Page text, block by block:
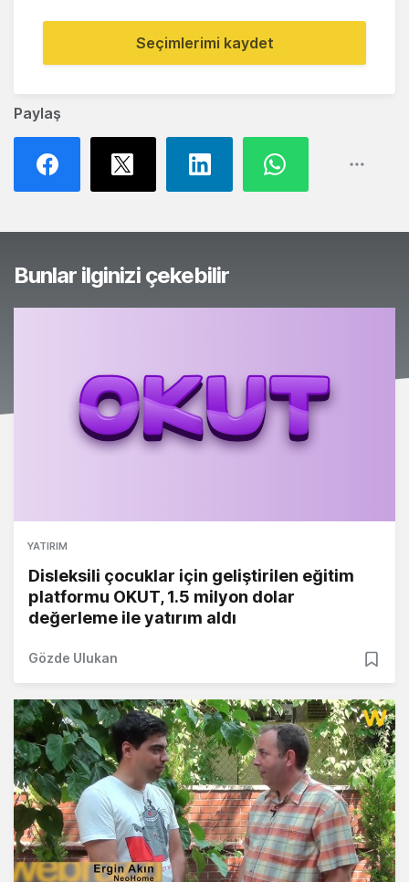
Paylaş
Seçimlerimi kaydet
Bunlar ilginizi çekebilir
YATIRIM
Disleksili çocuklar için geliştirilen eğitim
platformu OKUT, 1.5 milyon dolar
değerleme ile yatırım aldı
Gözde Ulukan